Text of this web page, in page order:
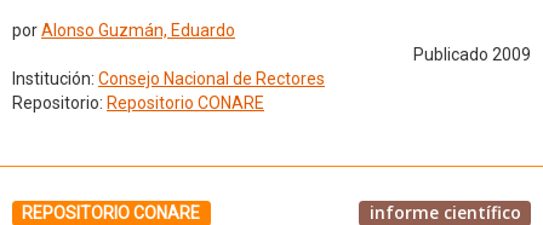
porAlonso Guzmán, Eduardo
Publicado 2009
Institución: Consejo Nacional de Rectores
Repositorio: Repositorio CONARE
REPOSITORIO CONARE informe científico